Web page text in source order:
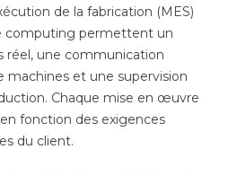
de la fabrication (MES)
computing permettent un
réel, une communication
machines et une supervision
Chaque mise en œuvre
fonction des exigences
du client.